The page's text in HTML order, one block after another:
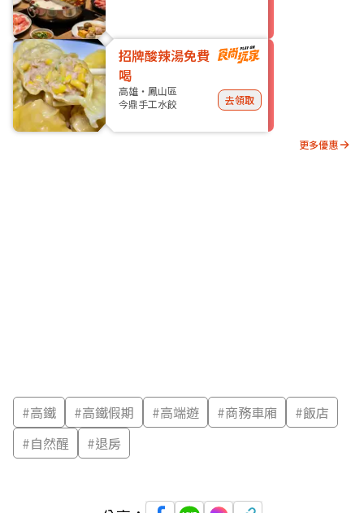
招牌酸辣湯免費
喝
高雄・鳳山區
今鼎手工水餃
去領取
更多優惠
#高鐵 #高鐵假期 #高端遊 #商務車廂 #飯店
#自然醒 #退房